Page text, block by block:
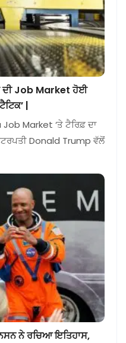
ਦੀ Job Market ਹੋਈ
|
Market ‘ਤੇ ਟੈਰਿਫ਼ ਦਾ
Donald Trump ਵੱਲੋਂ
ਨੇ ਰਚਿਆ ਇਤਿਹਾਸ,